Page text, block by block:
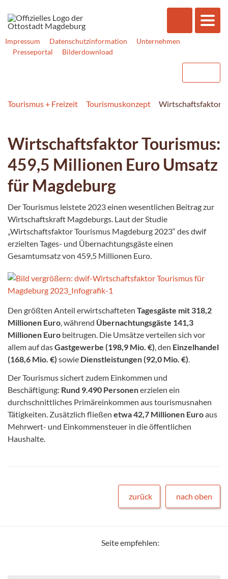
Impressum Datenschutzinformation
Unternehmen
Presseportal
Bilderdownload
Tourismus + Freizeit Tourismuskonzept Wirtschaftsfaktor
Wirtschaftsfaktor Tourismus:
459,5 Millionen Euro Umsatz
für Magdeburg
Der Tourismus leistete 2023 einen wesentlichen Beitrag zur
Wirtschaftskraft Magdeburgs. Laut der Studie
„Wirtschaftsfaktor Tourismus Magdeburg 2023“ des dwif
erzielten Tages- und Übernachtungsgäste einen
Gesamtumsatz von 459,5 Millionen Euro.
Den größten Anteil erwirtschafteten Tagesgäste mit 318,2
Millionen Euro , während Übernachtungsgäste 141,3
Millionen Euro beitrugen. Die Umsätze verteilen sich vor
allem auf dasGastgewerbe (198,9 Mio. €) , den Einzelhandel
(168,6 Mio. €) sowie Dienstleistungen (92,0 Mio. €)
Der Tourismus sichert zudem Einkommen und
Beschäftigung: Rund 9.490 Personenerzielen ein
durchschnittliches Primäreinkommen aus tourismusnahen
Tätigkeiten. Zusätzlich fließen etwa 42,7 Millionen Euroaus
Mehrwert- und Einkommensteuer in die öffentlichen
Haushalte.
zurück nach oben
Seite empfehlen: